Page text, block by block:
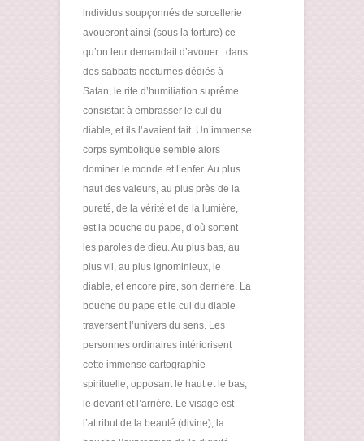
individus soupçonnés de sorcellerie
avoueront ainsi (sous la torture) ce
qu’on leur demandait d’avouer : dans
des sabbats nocturnes dédiés à
Satan, le rite d’humiliation suprême
consistait à embrasser le cul du
diable, et ils l’avaient fait. Un immense
corps symbolique semble alors
dominer le monde et l’enfer. Au plus
haut des valeurs, au plus près de la
pureté, de la vérité et de la lumière,
est la bouche du pape, d’où sortent
les paroles de dieu. Au plus bas, au
plus vil, au plus ignominieux, le
diable, et encore pire, son derrière. La
bouche du pape et le cul du diable
traversent l’univers du sens. Les
personnes ordinaires intériorisent
cette immense cartographie
spirituelle, opposant le haut et le bas,
le devant et l’arrière. Le visage est
l’attribut de la beauté (divine), la